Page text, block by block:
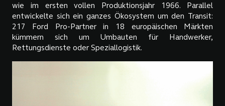
wie im ersten vollen Produktionsjahr 1966. Parallel
entwickelte sich ein ganzes Ökosystem um den Transit:
217 Ford Pro-Partner in 18 europäischen Märkten
kümmern sich um Umbauten für Handwerker,
Rettungsdienste oder Speziallogistik.